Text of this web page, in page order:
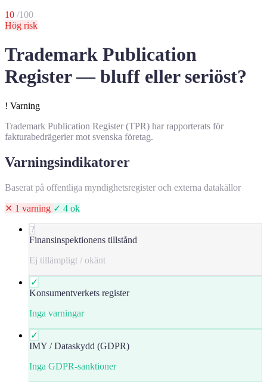
10 /100
Hög risk
Trademark Publication
Register — bluff eller seriöst?
! Varning
Trademark Publication Register (TPR) har rapporterats för
fakturabedrägerier mot svenska företag.
Varningsindikatorer
Baserat på offentliga myndighetsregister och externa datakällor
✕ 1 varning ✓ 4 ok
?
Finansinspektionens tillstånd
Ej tillämpligt / okänt
✓
Konsumentverkets register
Inga varningar
✓
IMY / Dataskydd (GDPR)
Inga GDPR-sanktioner